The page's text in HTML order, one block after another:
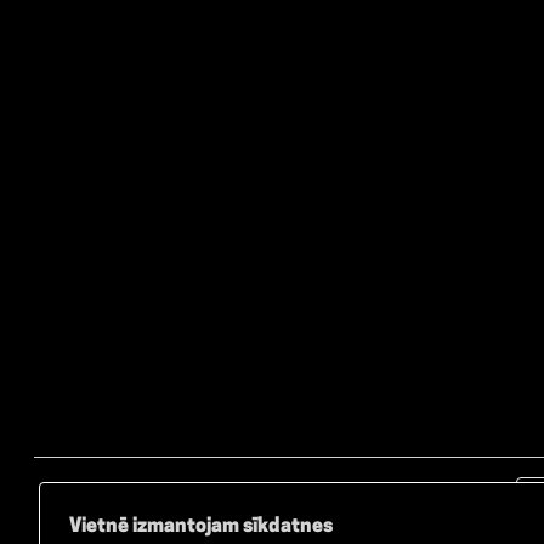
Vietnē izmantojam sīkdatnes